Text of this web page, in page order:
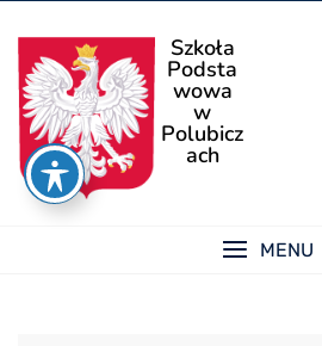
content
Szkoła
Podsta
wowa
w
Polubicz
ach
MENU